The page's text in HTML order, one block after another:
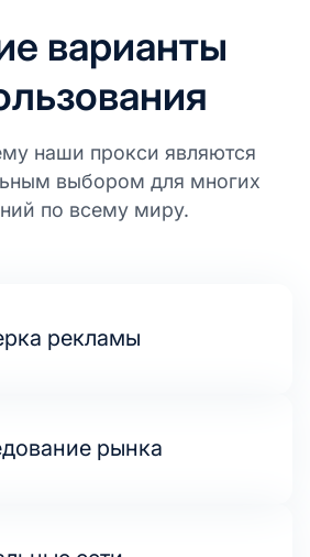
варианты
наши прокси являются
выбором для многих
по всему миру.
рекламы
рынка